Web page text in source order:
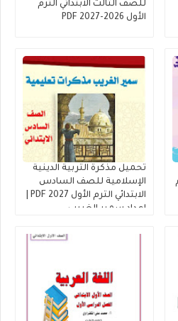
للصف الثالث الابتدائي الترم
الأول 2026-2027 PDF
تحميل مذكرة التربية الدينية
الإسلامية للصف السادس
الابتدائي الترم الأول 2027 PDF |
إعداد سمير الغريب